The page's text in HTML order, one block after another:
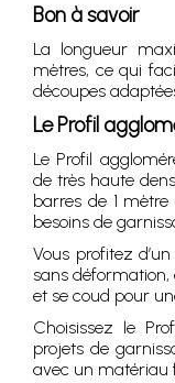
Bon à savoir
La longueur
mètres, ce qui
découpes
Le Profil
Le Profil
de très haute
barres de 1
besoins de
Vous profitez
sans déformation,
et se coud pour
Choisissez le
projets de
avec un matériau